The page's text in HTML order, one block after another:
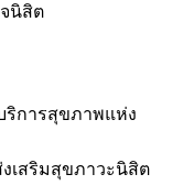
นิสิต
ริการสุขภาพแห่ง
เสริมสุขภาวะนิสิต